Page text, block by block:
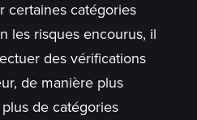
certaines catégories
les risques encourus, il
des vérifications
de manière plus
de catégories